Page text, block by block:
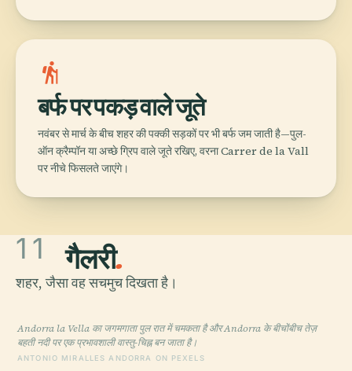
hiking
बर्फ पर पकड़ वाले जूते
नवंबर से मार्च के बीच शहर की पक्की सड़कों पर भी बर्फ जम जाती है—पुल-
ऑन क्रैम्पॉन या अच्छे ग्रिप वाले जूते रखिए, वरना Carrer de la Vall
पर नीचे फिसलते जाएंगे।
11 गैलरी.
शहर, जैसा वह सचमुच दिखता है।
Andorra la Vella का जगमगाता पुल रात में चमकता है और Andorra के बीचोंबीच तेज़
बहती नदी पर एक प्रभावशाली वास्तु-चिह्न बन जाता है।
ANTONIO MIRALLES ANDORRA ON PEXELS